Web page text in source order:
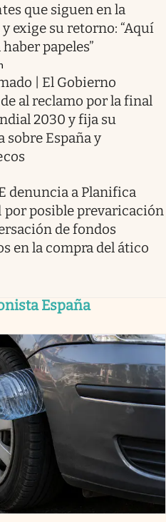
que siguen en la
exige su retorno: “Aquí
papeles”
| El Gobierno
al reclamo por la final
2030 y fija su
sobre España y
denuncia a Planifica
por posible prevaricación
de fondos
en la compra del ático
España